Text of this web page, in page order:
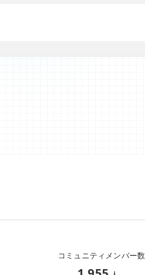
コミュニティメンバー数